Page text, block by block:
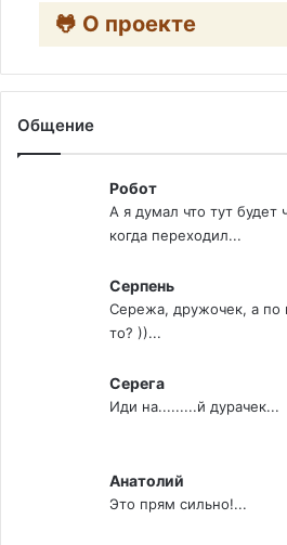
🐸 О проекте
Общение
Робот
А я думал что тут будет
когда переходил...
Серпень
Сережа, дружочек, а по
то? ))...
Серега
Иди на.........й дурачек...
Анатолий
Это прям сильно!...